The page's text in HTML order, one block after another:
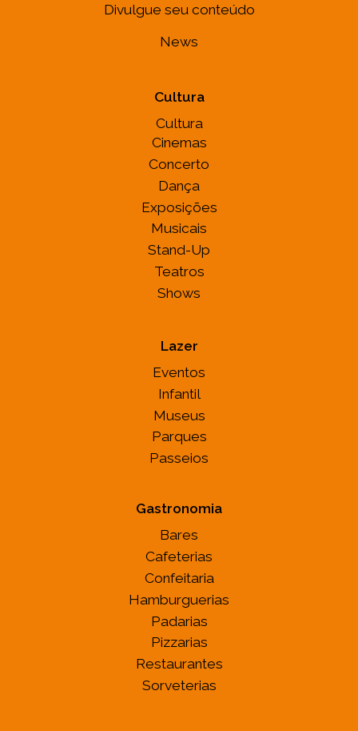
Divulgue seu conteúdo
News
Cultura
Cultura
Cinemas
Concerto
Dança
Exposições
Musicais
Stand-Up
Teatros
Shows
Lazer
Eventos
Infantil
Museus
Parques
Passeios
Gastronomia
Bares
Cafeterias
Confeitaria
Hamburguerias
Padarias
Pizzarias
Restaurantes
Sorveterias